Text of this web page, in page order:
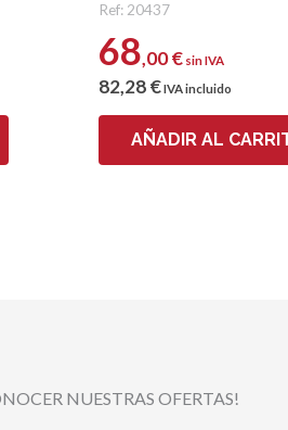
Ref: 20437
68,00€ sin IVA
82,28€IVA incluido
AÑADIR AL
NUESTRAS OFERTAS!